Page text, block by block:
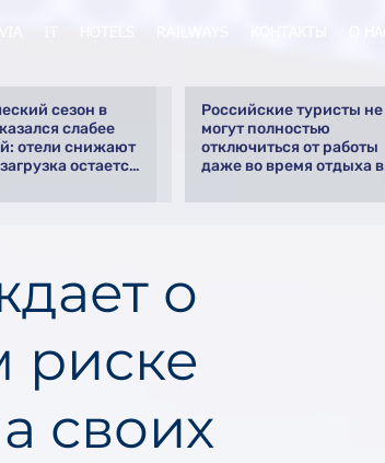
сезон в
слабее
отели снижают
остается
Российские туристы не
могут полностью
отключиться от работы
даже во время отдыха в
о
риске
своих